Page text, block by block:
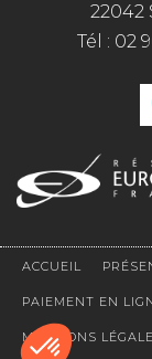
22042
Tél : 02
ACCUEIL
PAIEMENT EN
MENTIONS